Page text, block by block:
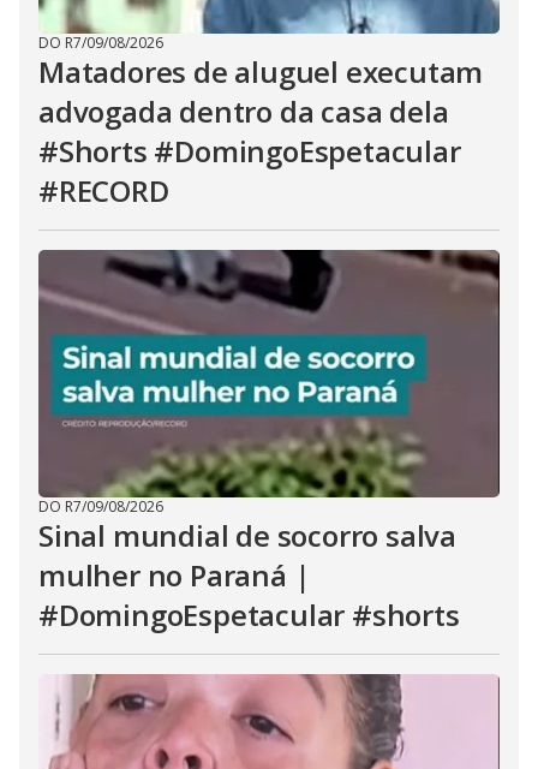
DO R7/09/08/2026
Matadores de aluguel executam
advogada dentro da casa dela
#Shorts #DomingoEspetacular
#RECORD
DO R7/09/08/2026
Sinal mundial de socorro salva
mulher no Paraná |
#DomingoEspetacular #shorts